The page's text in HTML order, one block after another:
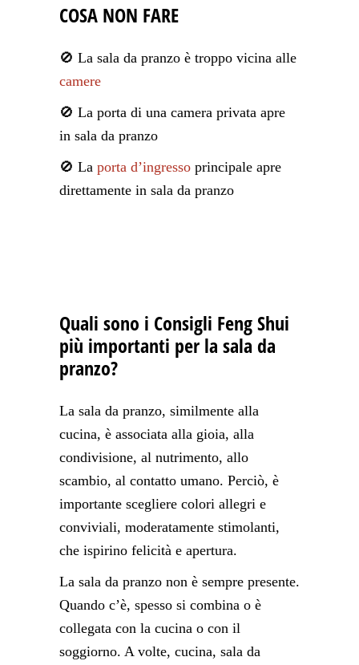
COSA NON FARE
🚫 La sala da pranzo è troppo vicina alle
camere
🚫 La porta di una camera privata apre
in sala da pranzo
🚫 La porta d’ingresso principale apre
direttamente in sala da pranzo
Quali sono i Consigli Feng Shui
più importanti per la sala da
pranzo?
La sala da pranzo, similmente alla
cucina, è associata alla gioia, alla
condivisione, al nutrimento, allo
scambio, al contatto umano. Perciò, è
importante scegliere colori allegri e
conviviali, moderatamente stimolanti,
che ispirino felicità e apertura.
La sala da pranzo non è sempre presente.
Quando c’è, spesso si combina o è
collegata con la cucina o con il
soggiorno. A volte, cucina, sala da